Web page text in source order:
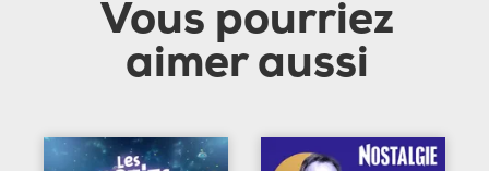
Vous pourriez
aimer aussi